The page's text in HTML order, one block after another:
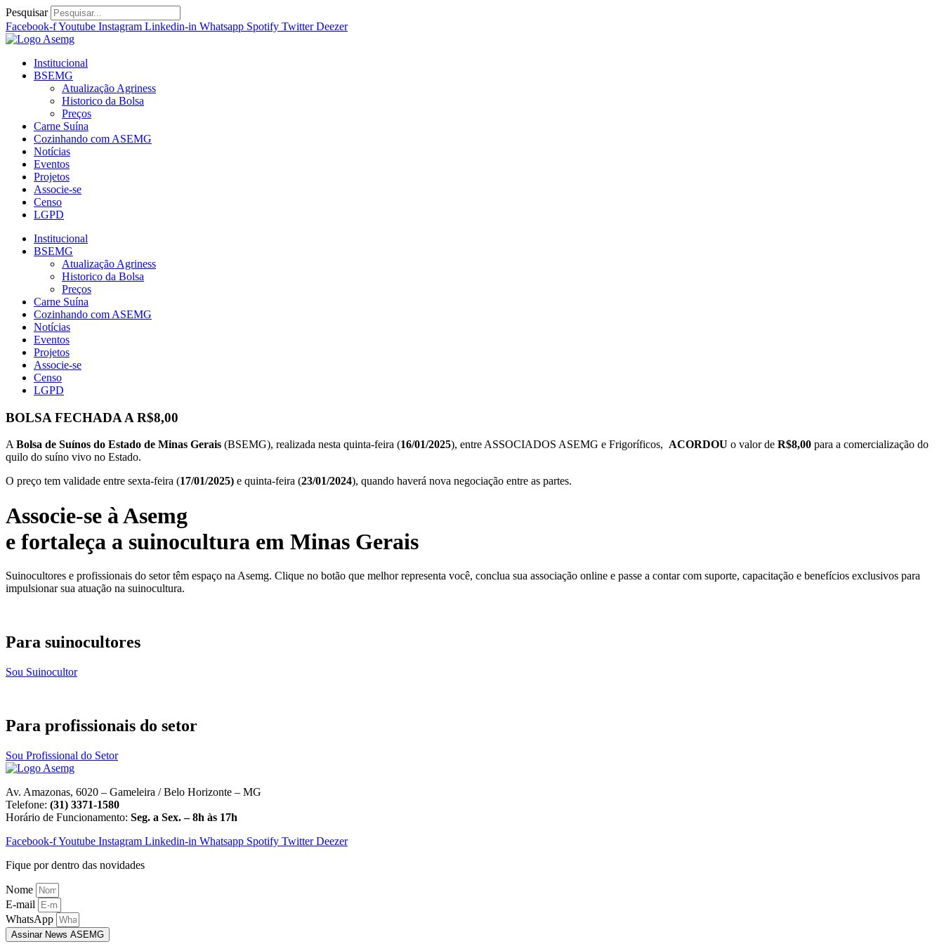
Ir
para
o
conteúdo
Pesquisar
Facebook-fYoutube Instagram Linkedin-in Whatsapp Spotify Twitter Deezer
Institucional
BSEMG
Atualização Agriness
Historico da Bolsa
Preços
Carne Suína
Cozinhando com ASEMG
Notícias
Eventos
Projetos
Associe-se
Censo
LGPD
Institucional
BSEMG
Atualização Agriness
Historico da Bolsa
Preços
Carne Suína
Cozinhando com ASEMG
Notícias
Eventos
Projetos
Associe-se
Censo
LGPD
BOLSA FECHADA A R$8,00
ABolsa de Suínos do Estado de Minas Gerais (BSEMG), realizada nesta quinta-feira (16/01/2025), entre ASSOCIADOS ASEMG e Frigoríficos, ACORDOU o valor de R$8,00 para a comercialização do
quilo do suíno vivo no Estado.
O preço tem validade entre sexta-feira (17/01/2025) e quinta-feira (23/01/2024), quando haverá nova negociação entre as partes.
Associe-se à Asemg
e fortaleça a suinocultura em Minas Gerais
Suinocultores e profissionais do setor têm espaço na Asemg. Clique no botão que melhor representa você, conclua sua associação online e passe a contar com suporte, capacitação e benefícios exclusivos para
impulsionar sua atuação na suinocultura.
Para suinocultores
Sou Suinocultor
Para profissionais do setor
Sou Profissional do Setor
Av. Amazonas, 6020 – Gameleira / Belo Horizonte – MG
Telefone: (31) 3371-1580
Horário de Funcionamento: Seg. a Sex. – 8h às 17h
Facebook-fYoutube Instagram Linkedin-in Whatsapp Spotify Twitter Deezer
Fique por dentro das novidades
Nome
E-mail
WhatsApp
Assinar News ASEMG